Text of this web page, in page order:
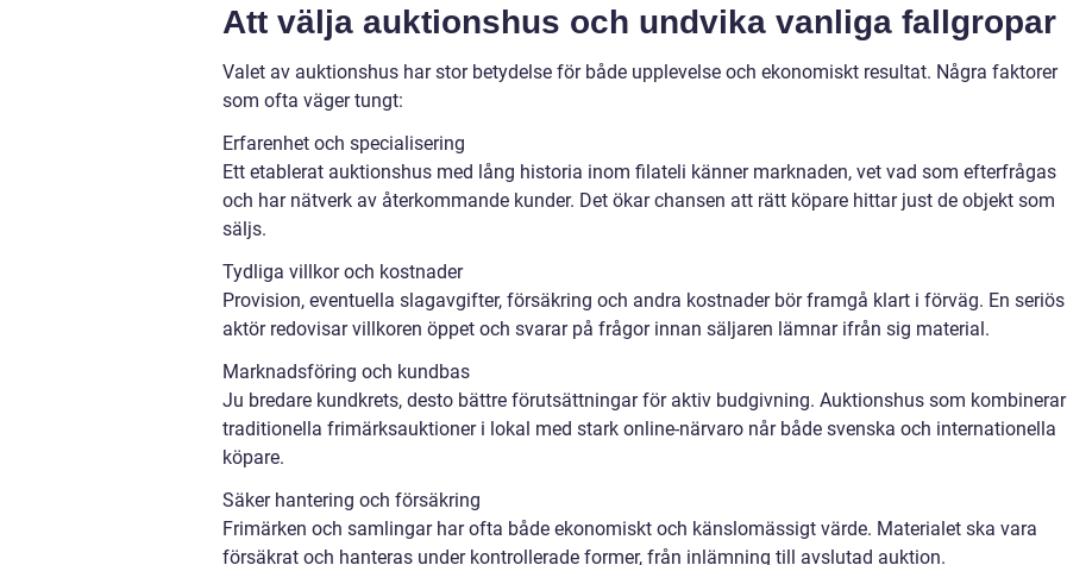
Att välja auktionshus och undvika vanliga fallgropar
Valet av auktionshus har stor betydelse för både upplevelse och ekonomiskt resultat. Några faktorer
som ofta väger tungt:
Erfarenhet och specialisering
Ett etablerat auktionshus med lång historia inom filateli känner marknaden, vet vad som efterfrågas
och har nätverk av återkommande kunder. Det ökar chansen att rätt köpare hittar just de objekt som
säljs.
Tydliga villkor och kostnader
Provision, eventuella slagavgifter, försäkring och andra kostnader bör framgå klart i förväg. En seriös
aktör redovisar villkoren öppet och svarar på frågor innan säljaren lämnar ifrån sig material.
Marknadsföring och kundbas
Ju bredare kundkrets, desto bättre förutsättningar för aktiv budgivning. Auktionshus som kombinerar
traditionella frimärksauktioner i lokal med stark online-närvaro når både svenska och internationella
köpare.
Säker hantering och försäkring
Frimärken och samlingar har ofta både ekonomiskt och känslomässigt värde. Materialet ska vara
försäkrat och hanteras under kontrollerade former, från inlämning till avslutad auktion.